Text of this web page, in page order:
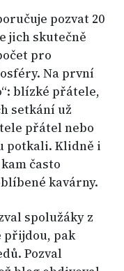
pozvat 20
jich skutečně
pro
Na první
blízké přátele,
setkání už
přátel nebo
potkali. Klidně i
často
kavárny.
spolužáky z
přijdou, pak
Pozval